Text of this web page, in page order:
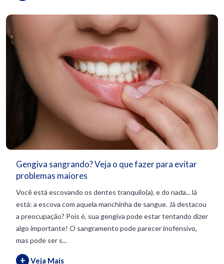
Gengiva sangrando? Veja o que fazer para evitar
problemas maiores
Você está escovando os dentes tranquilo(a), e do nada... lá
está: a escova com aquela manchinha de sangue. Já destacou
a preocupação? Pois é, sua gengiva pode estar tentando dizer
algo importante! O sangramento pode parecer inofensivo,
mas pode ser s...
+ Veja Mais